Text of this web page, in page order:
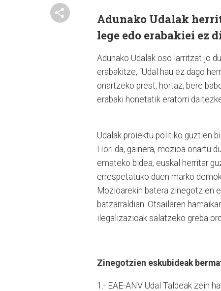
Adunako Udalak
lege edo erabakiei ez
Adunako Udalak oso larritzat jo
erabakitze, “Udal hau ez dago
onartzeko prest, hortaz, bere
erabaki honetatik eratorri
Udalak proiektu politiko guztien
Hori da, gainera, mozioa onartu
emateko bidea, euskal herritar
errespetatuko duen marko
Mozioarekin batera zinegotzien
batzarraldian. Otsailaren
ilegalizazioak salatzeko greba
Zinegotzien eskubideak
1.- EAE-ANV Udal Taldeak zein